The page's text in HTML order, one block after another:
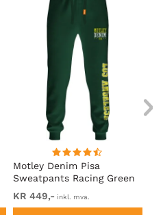
Motley Denim Pisa
Sweatpants Racing Green
KR 449,- inkl. mva.